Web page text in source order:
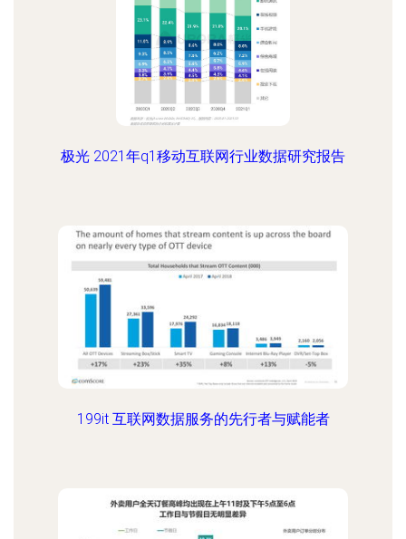
极光 2021年q1移动互联网行业数据研究报告
199it 互联网数据服务的先行者与赋能者